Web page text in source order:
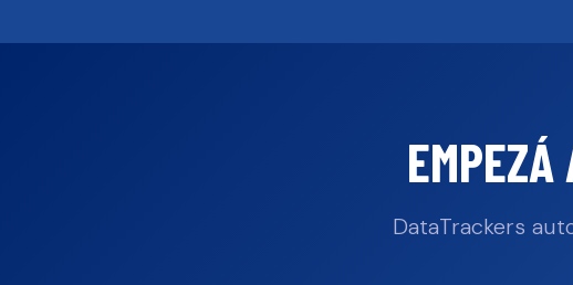
EMPEZÁ
DataTrackers